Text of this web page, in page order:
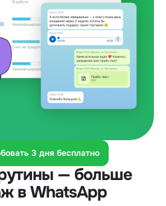
3 дня бесплатно
— больше
в WhatsApp